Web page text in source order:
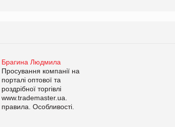
Брагина Людмила
Просування компанії на
порталі оптової та
роздрібної торгівлі
www.trademaster.ua.
правила. Особливості.